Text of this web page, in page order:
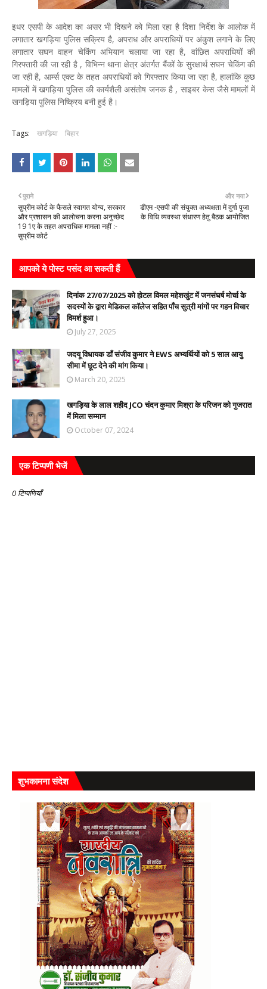
इधर एसपी के आदेश का असर भी दिखने को मिला रहा है दिशा निर्देश के आलोक में
लगातार खगड़िया पुलिस सक्रिय है, अपराध और अपराधियों पर अंकुश लगाने के लिए
लगातार सघन वाहन चेकिंग अभियान चलाया जा रहा है, वांछित अपराधियों की
गिरफ्तारी की जा रही है , विभिन्न थाना क्षेत्र अंतर्गत बैंकों के सुरक्षार्थ सघन चेकिंग की
जा रही है, आर्म्स एक्ट के तहत अपराधियों को गिरफ्तार किया जा रहा है, हालांकि कुछ
मामलों में खगड़िया पुलिस की कार्यशैली असंतोष जनक है , साइबर केस जैसे मामलों में
खगड़िया पुलिस निष्क्रिय बनी हुई है।
Tags: खगड़िया बिहार
और नया
डीएम -एसपी की संयुक्त अध्यक्षता में दुर्गा पुजा
के विधि व्यवस्था संधारण हेतु बैठक आयोजित
पुराने
सुप्रीम कोर्ट के फैसले स्वागत योग्य, सरकार
और प्रशासन की आलोचना करना अनुच्छेद
19 1ए के तहत अपराधिक मामला नहीं :-
सुप्रीम कोर्ट
आपको ये पोस्ट पसंद आ सकती हैं
दिनांक 27/07/2025 को होटल विमल महेशखुंट में जनसंघर्ष मोर्चा के
सदस्यों के द्वारा मेडिकल कॉलेज सहित पाँच सुत्री मांगों पर गहन विचार
विमर्श हुआ।
July 27, 2025
जदयू विधायक डॉं संजीव कुमार ने EWS अभ्यर्थियों को 5 साल आयु
सीमा में छूट देने की मांग किया।
March 20, 2025
खगड़िया के लाल शहीद JCO चंदन कुमार मिश्रा के परिजन को गुजरात
में मिला सम्मान
October 07, 2024
एक टिप्पणी भेजें
0 टिप्पणियाँ
शुभकामना संदेश